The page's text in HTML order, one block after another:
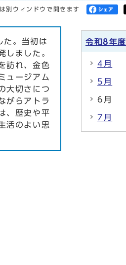
別ウィンドウで開きます
た。当初は
しました。
訪れ、金色
ュージアム
大切さにつ
がらアトラ
、歴史や平
活のよい思
令和8年度
4月
5月
6月
7月